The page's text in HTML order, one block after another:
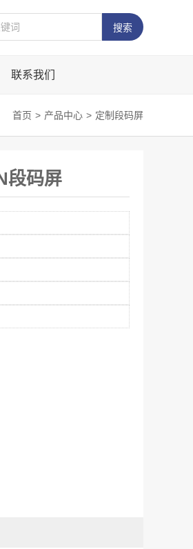
联系我们
首页 > 产品中心 > 定制段码屏
段码屏